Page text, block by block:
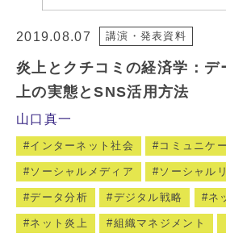
2019.08.07 講演・発表資料
炎上とクチコミの経済学：デ
上の実態とSNS活用方法
山口真一
インターネット社会 コミュニケ
ソーシャルメディア ソーシャル
データ分析 デジタル戦略 ネ
ネット炎上 組織マネジメント